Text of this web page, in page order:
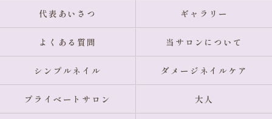
代表あいさつ ギャラリー
よくある質問 当サロンについて
シンプルネイル ダメージネイルケア
プライベートサロン 大人